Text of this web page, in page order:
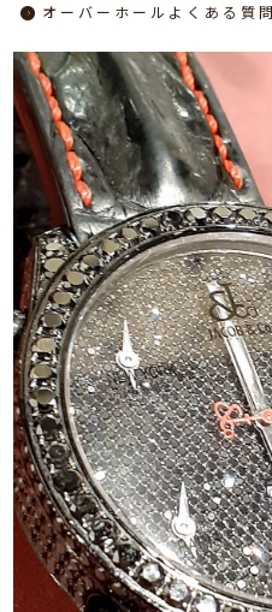
オーバーホール よくある質問